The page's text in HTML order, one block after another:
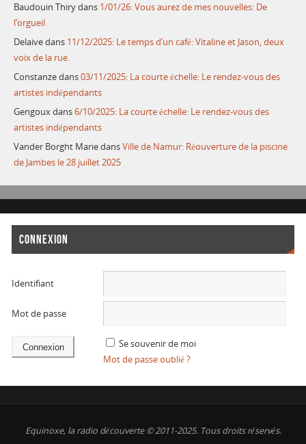
Baudouin Thirydans 1/01/26: Vous aurez de mes nouvelles: De
l’orgueil
Delaivedans 11/12/2025: Le temps d’un café: Vitaline et Jason, deux
voix de la rue.
Constanzedans03/11/2025: La courte échelle: Le rendez-vous des
artistes indépendants
Gengouxdans6/10/2025: La courte échelle: Le rendez-vous des
artistes indépendants
Vander Borght MariedansVille de Namur: Réouverture de la piscine
de Jambes le 28 juillet 2025
CONNEXION
Identifiant
Mot de passe
Se souvenir de moi
Mot de passe oublié ?
Equinoxe, la radio découverte © 2011-2025. Tous droits réservés.